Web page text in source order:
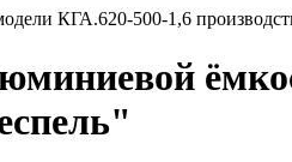
КГА.620‑500‑1,6